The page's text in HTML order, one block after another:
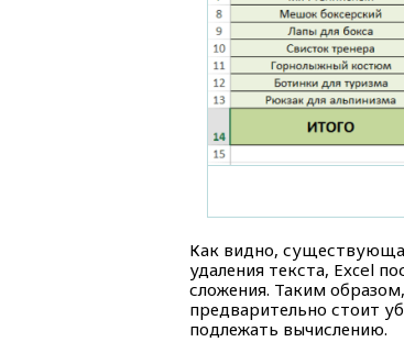
Как видно,
удаления текста, Excel
сложения. Таким
предварительно стоит
подлежать вычислению.